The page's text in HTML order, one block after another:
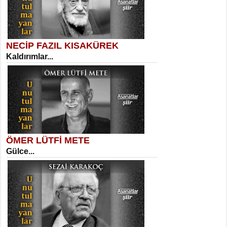
SELAHATTİN YILDIZ
İnsanın Zindanı...
MEHMET TAŞTAN
Vagon’da Bir Şairle...
Kadir Ünal
Ayağıma Dolanan Yokuş...
Mehmet Çoban
Elmira...
NECİP FAZIL KISAKÜREK
Kaldırımlar...
ÖMER LÜTFİ METE
Gülce...